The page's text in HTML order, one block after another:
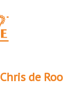
Chris de Roo